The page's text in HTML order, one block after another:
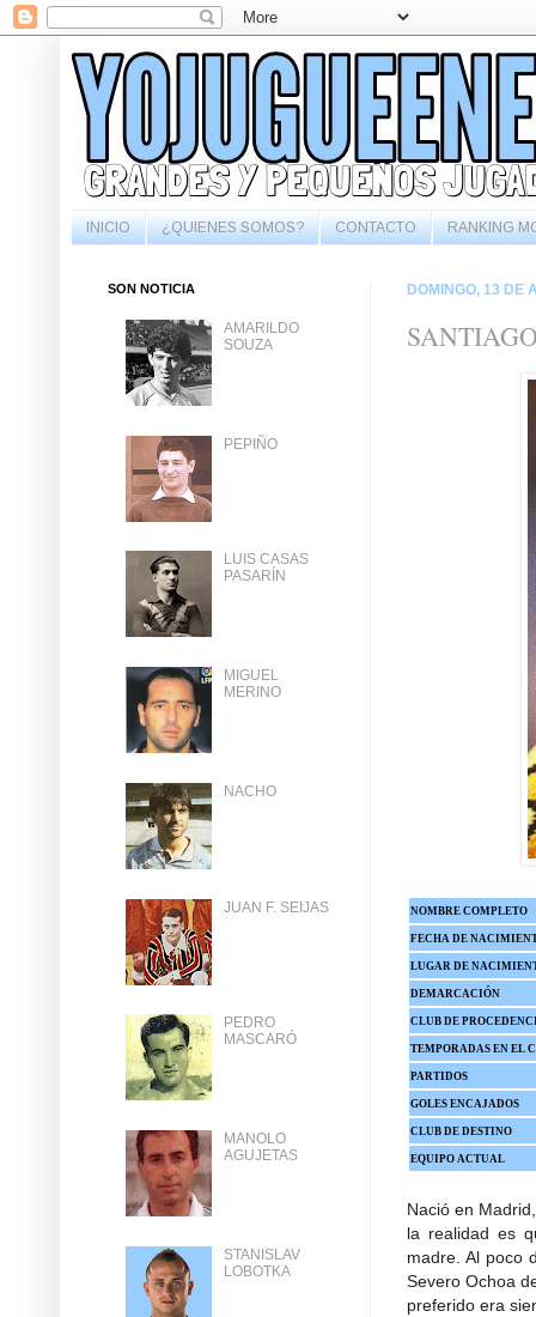
INICIO ¿QUIENES SOMOS? CONTACTO RANKING
DOMINGO, 13 DE
NOMBRE COMPLETO
FECHA DE
LUGAR DE
DEMARCACIÓN
CLUB DE
TEMPORADAS EN EL
PARTIDOS
GOLES ENCAJADOS
CLUB DE DESTINO
EQUIPO ACTUAL
Nació en
la realidad es
madre. Al poco
Severo Ochoa
preferido era
SON NOTICIA
AMARILDO
SOUZA
PEPIÑO
LUIS CASAS
PASARÍN
MIGUEL
MERINO
NACHO
JUAN F. SEIJAS
PEDRO
MASCARÓ
MANOLO
AGUJETAS
STANISLAV
LOBOTKA